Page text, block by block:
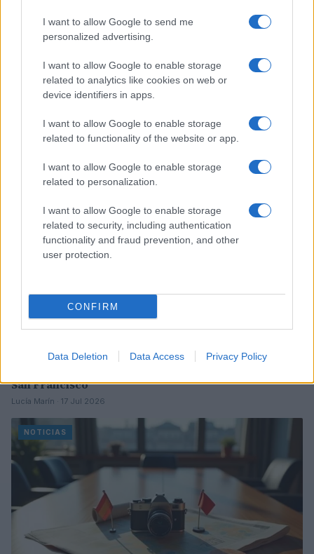
I want to allow Google to send me
personalized advertising.
I want to allow Google to enable storage
related to analytics like cookies on web or
device identifiers in apps.
I want to allow Google to enable storage
related to functionality of the website or app.
I want to allow Google to enable storage
related to personalization.
I want to allow Google to enable storage
related to security, including authentication
functionality and fraud prevention, and other
user protection.
CONFIRM
Data Deletion Data Access Privacy Policy
Incidente de fuego en la Terminal 2 del aeropuerto
Murtala Muhammed en Lagos
San Francisco
Lucía Marín · 17 Jul 2026
NOTICIAS